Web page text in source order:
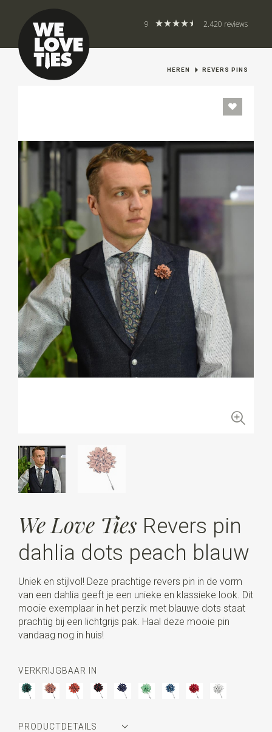
9 2.420 reviews
HEREN REVERS PINS
We Love Ties Revers pin
dahlia dots peach blauw
Uniek en stijlvol! Deze prachtige revers pin in de vorm
van een dahlia geeft je een unieke en klassieke look. Dit
mooie exemplaar in het perzik met blauwe dots staat
prachtig bij een lichtgrijs pak. Haal deze mooie pin
vandaag nog in huis!
VERKRIJGBAAR IN
PRODUCTDETAILS